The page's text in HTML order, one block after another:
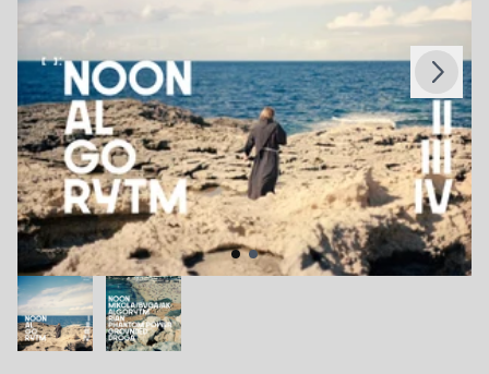
Poprzedni
Następny